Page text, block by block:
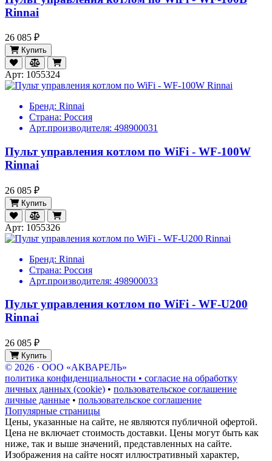
Rinnai
26 085 ₽
Купить
Арт: 1055324
Бренд: Rinnai
Страна: Россия
Арт.производителя: 498900031
Пульт управления котлом по WiFi - WF-100W
Rinnai
26 085 ₽
Купить
Арт: 1055326
Бренд: Rinnai
Страна: Россия
Арт.производителя: 498900033
Пульт управления котлом по WiFi - WF-U200
Rinnai
26 085 ₽
Купить
© 2026 · ООО «АКВАРЕЛЬ»
политика конфиденциальности • согласие на обработку
личных данных (cookie) • пользовательское соглашение
личные данные • пользовательское соглашение
Популярные страницы
Цены, указанные на сайте, не являются публичной офертой.
Цена не включает стоимость доставки. Цены могут быть как
ниже, так и выше значений, представленных на сайте.
Изображения на сайте носят иллюстративный характер,